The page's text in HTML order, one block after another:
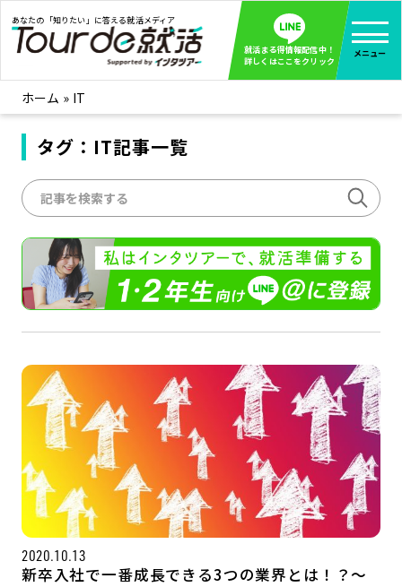
あなたの「知りたい」に答える就活メディア
就活まる得情報配信中！
詳しくはここをクリック
メニュー
就活ノウハウ 全て見る
企業まる見え！特捜部
みんなが知らない企業の裏側を徹底調査！
インタツアー活動レポ 全て見る
インタツアーを使ってどうだった？OBOG成功談
社会人インタビュー 全て見る
社会人になった今、就活を振り返ってみた
学生就活ブログ 全て見る
企業・業界研究はインタツアー
ホーム » IT
タグ：IT記事一覧
2020.10.13
新卒入社で一番成長できる3つの業界とは！？～